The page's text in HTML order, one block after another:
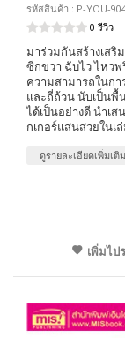
รหัสสินค้า : P-YOU-
0 รีวิว |
มาร่วมกันสร้างเส
ซีกขวา ฉับไว ไหว
ความสามารถในกา
และถี่ถ้วน นับเป็นพื้
ได้เป็นอย่างดี นำเ
กเกอร์แสนสวยในเ
ดูรายละเอียดเพิ่มเติม
เพิ่มไป